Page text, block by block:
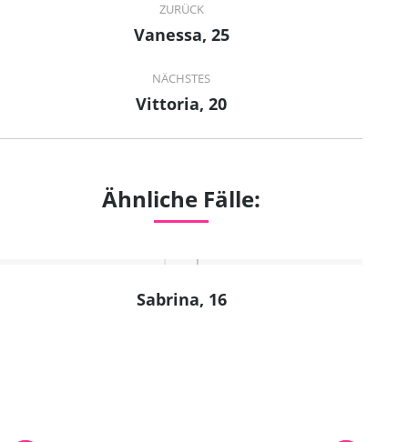
navigation
ZURÜCK
Previous
Vanessa, 25
NÄCHSTES
Next
Vittoria, 20
Ähnliche Fälle:
Sabrina, 16